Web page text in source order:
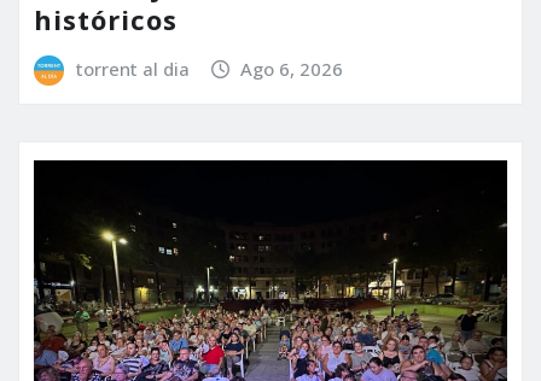
históricos
torrent al dia Ago 6, 2026